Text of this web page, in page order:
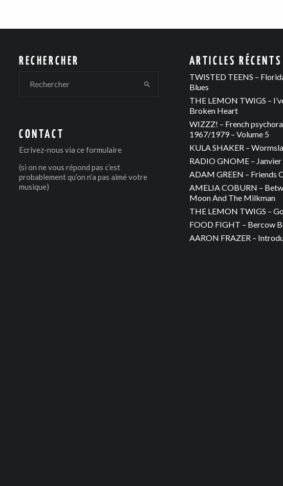
RECHERCHER
CONTACT
Ecrivez-nous via ce formulaire
(si on ne vous répond pas c’est
probablement qu’on n’a pas aimé votre
musique)
ARTICLES RÉCENTS
TWISTED TEENS –
Blues
THE LEMON TWIGS –
Broken Heart
WIZZZ! – French
1967/1979 – Volume 5
KULA SHAKER –
RADIO GNOME –
ADAM GREEN – Friends
AMELIA COBURN –
Moon And The Milkman
THE LEMON TWIGS –
FOOD FIGHT – Bercow
AARON FRAZER –